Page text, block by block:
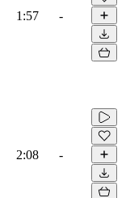
1:57 -
2:08 -